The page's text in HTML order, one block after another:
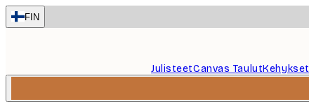
Skip
to
FIN
JulisteetCanvas TaulutKehykset